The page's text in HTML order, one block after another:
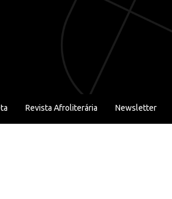
Revista Afroliterária Newsletter